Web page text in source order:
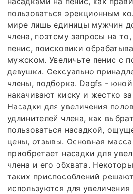
пользоваться эрекционным
мире лишь единицы мужчин
члена, поэтому запросы на то,
пенис, поисковики
мужском. Увеличьте пенис с
девушки. Сексуально
члены, подборка. Dagfs -
накачивают киску и жестко
Насадки для увеличения
удлинителей члена, как
пользоваться насадкой,
цены, отзывы. Основная
приобретает насадки для
члена и его обхвата.
таких приспособлений
используются для увеличения